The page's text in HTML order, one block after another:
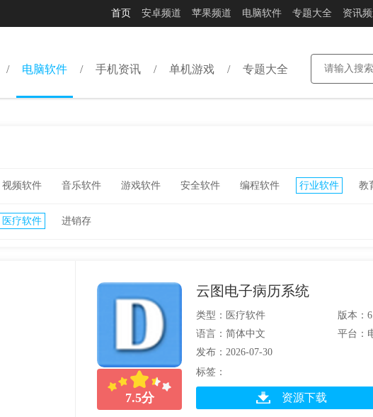
首页 安卓频道 苹果频道 电脑软件 专题大全 资讯
电脑软件 手机资讯 单机游戏 专题大全
视频软件 音乐软件 游戏软件 安全软件 编程软件 行业软件 教
医疗软件 进销存
7.5分
云图电子病历系统
类型：医疗软件
版本：
语言：简体中文
平台：
发布：2026-07-30
标签：
资源下载